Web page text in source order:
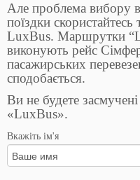
Але проблема вибору
поїздки
LuxBus. Маршрутки
виконують рейс
пасажирських
сподобається.
Ви не будете
«LuxBus».
Вкажіть ім'я